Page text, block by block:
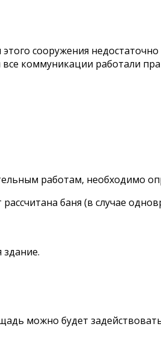
сооружения
коммуникации работали
работам, необходимо
баня (в случае
можно будет